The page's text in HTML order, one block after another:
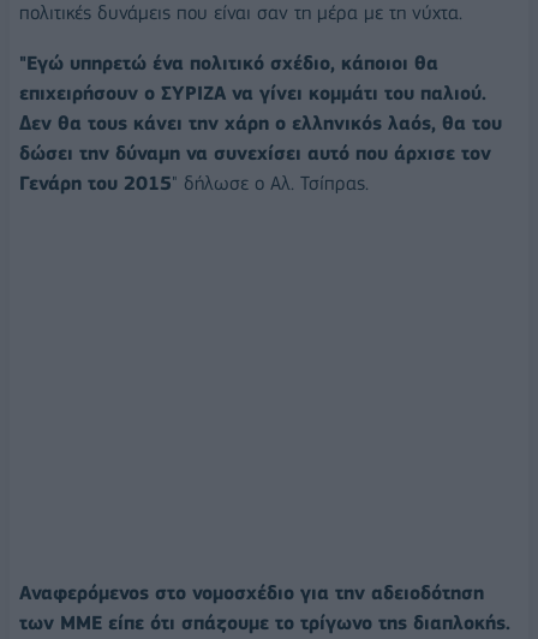
πολιτικές δυνάμεις που είναι σαν τη μέρα με τη νύχτα.
"Εγώ υπηρετώ ένα πολιτικό σχέδιο, κάποιοι θα
επιχειρήσουν ο ΣΥΡΙΖΑ να γίνει κομμάτι του παλιού.
Δεν θα τους κάνει την χάρη ο ελληνικός λαός, θα του
δώσει την δύναμη να συνεχίσει αυτό που άρχισε τον
Γενάρη του 2015" δήλωσε ο Αλ. Τσίπρας.
Αναφερόμενος στο νομοσχέδιο για την αδειοδότηση
των ΜΜΕ είπε ότι σπάζουμε το τρίγωνο της διαπλοκής.